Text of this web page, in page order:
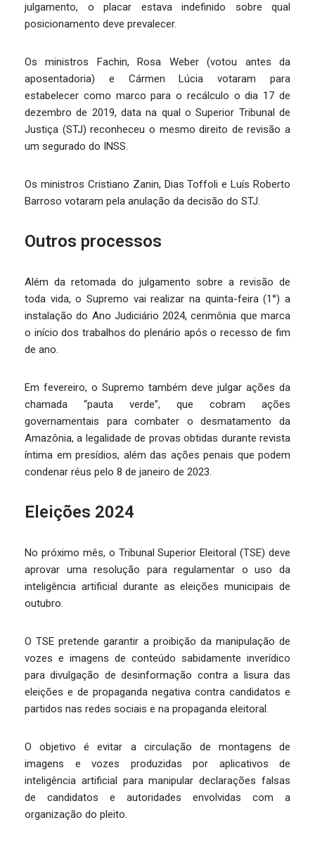
julgamento, o placar estava indefinido sobre qual
posicionamento deve prevalecer.
Os ministros Fachin, Rosa Weber (votou antes da
aposentadoria) e Cármen Lúcia votaram para
estabelecer como marco para o recálculo o dia 17 de
dezembro de 2019, data na qual o Superior Tribunal de
Justiça (STJ) reconheceu o mesmo direito de revisão a
um segurado do INSS.
Os ministros Cristiano Zanin, Dias Toffoli e Luís Roberto
Barroso votaram pela anulação da decisão do STJ.
Outros processos
Além da retomada do julgamento sobre a revisão de
toda vida, o Supremo vai realizar na quinta-feira (1°) a
instalação do Ano Judiciário 2024, cerimônia que marca
o início dos trabalhos do plenário após o recesso de fim
de ano.
Em fevereiro, o Supremo também deve julgar ações da
chamada “pauta verde”, que cobram ações
governamentais para combater o desmatamento da
Amazônia, a legalidade de provas obtidas durante revista
íntima em presídios, além das ações penais que podem
condenar réus pelo 8 de janeiro de 2023.
Eleições 2024
No próximo mês, o Tribunal Superior Eleitoral (TSE) deve
aprovar uma resolução para regulamentar o uso da
inteligência artificial durante as eleições municipais de
outubro.
O TSE pretende garantir a proibição da manipulação de
vozes e imagens de conteúdo sabidamente inverídico
para divulgação de desinformação contra a lisura das
eleições e de propaganda negativa contra candidatos e
partidos nas redes sociais e na propaganda eleitoral.
O objetivo é evitar a circulação de montagens de
imagens e vozes produzidas por aplicativos de
inteligência artificial para manipular declarações falsas
de candidatos e autoridades envolvidas com a
organização do pleito.